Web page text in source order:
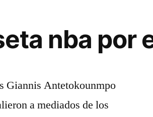
nba por
Giannis Antetokounmpo
a mediados de los